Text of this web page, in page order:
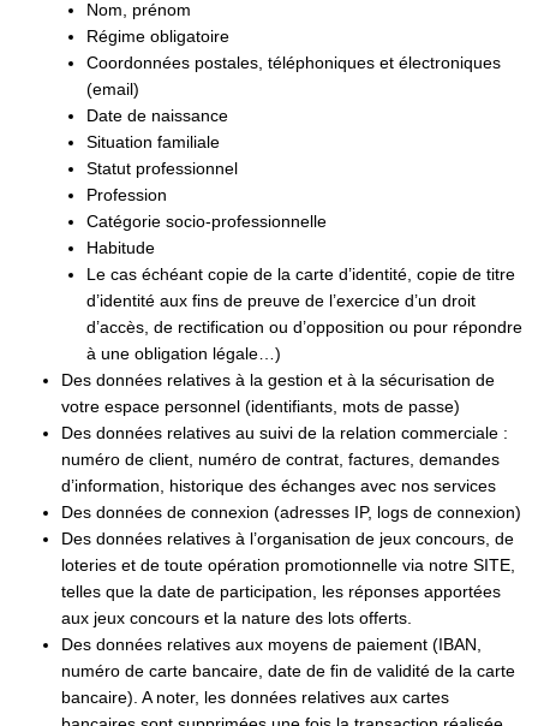
Nom, prénom
Régime obligatoire
Coordonnées postales, téléphoniques et électroniques
(email)
Date de naissance
Situation familiale
Statut professionnel
Profession
Catégorie socio-professionnelle
Habitude
Le cas échéant copie de la carte d’identité, copie de titre
d’identité aux fins de preuve de l’exercice d’un droit
d’accès, de rectification ou d’opposition ou pour répondre
à une obligation légale…)
Des données relatives à la gestion et à la sécurisation de
votre espace personnel (identifiants, mots de passe)
Des données relatives au suivi de la relation commerciale :
numéro de client, numéro de contrat, factures, demandes
d’information, historique des échanges avec nos services
Des données de connexion (adresses IP, logs de connexion)
Des données relatives à l’organisation de jeux concours, de
loteries et de toute opération promotionnelle via notre SITE,
telles que la date de participation, les réponses apportées
aux jeux concours et la nature des lots offerts.
Des données relatives aux moyens de paiement (IBAN,
numéro de carte bancaire, date de fin de validité de la carte
bancaire). A noter, les données relatives aux cartes